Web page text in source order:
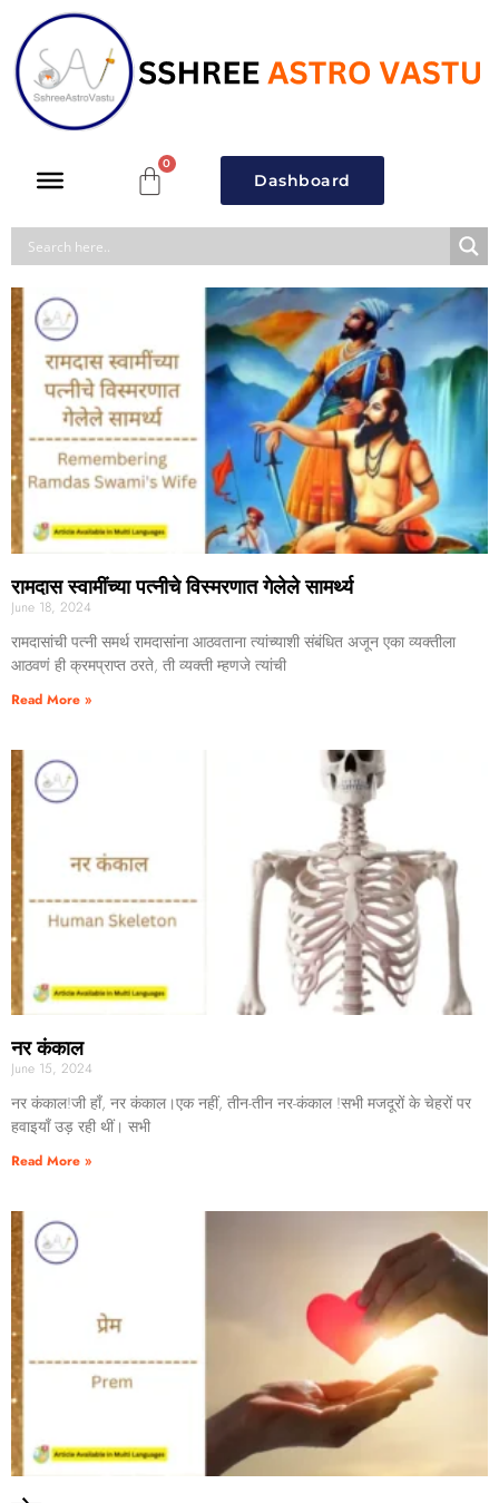
Dashboard
रामदास स्वामींच्या पत्नीचे विस्मरणात गेलेले सामर्थ्य
June 18, 2024
रामदासांची पत्नी समर्थ रामदासांना आठवताना त्यांच्याशी संबंधित अजून एका व्यक्तीला
आठवणं ही क्रमप्राप्त ठरते, ती व्यक्ती म्हणजे त्यांची
Read More »
नर कंकाल
June 15, 2024
नर कंकाल!जी हाँ, नर कंकाल।एक नहीं, तीन-तीन नर-कंकाल !सभी मजदूरों के चेहरों पर
हवाइयाँ उड़ रही थीं। सभी
Read More »